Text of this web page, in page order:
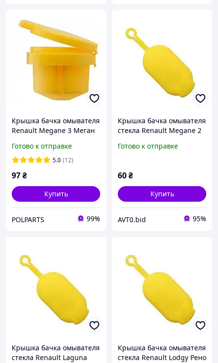
Крышка бачка омывателя
Renault Megane 3 Меган
289130999R 289135972R
289130004R
Готово к отправке
5.0 (12)
97₴
Купить
POLPARTS 99%
Крышка бачка омывателя
стекла Renault Megane 2
7700411279 7700812930
Готово к отправке
60₴
Купить
AVT0.bid 95%
Крышка бачка омывателя
стекла Renault Laguna
Крышка бачка омывателя
стекла Renault Lodgy Рено